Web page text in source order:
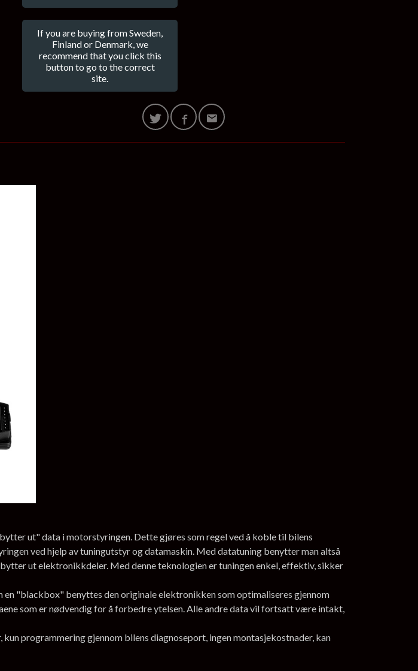
If you are buying from Sweden,
Finland or Denmark, we
recommend that you click this
button to go to the correct
site.
ut" data i motorstyringen. Dette gjøres som regel ved å koble til bilens
ved hjelp av tuningutstyr og datamaskin. Med datatuning benytter man altså
ut elektronikkdeler. Med denne teknologien er tuningen enkel, effektiv, sikker
"blackbox" benyttes den originale elektronikken som optimaliseres gjennom
som er nødvendig for å forbedre ytelsen. Alle andre data vil fortsatt være intakt,
programmering gjennom bilens diagnoseport, ingen montasjekostnader, kan